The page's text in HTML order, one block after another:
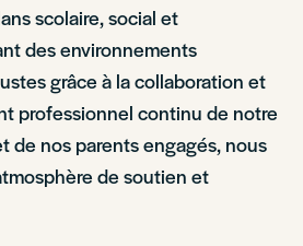
scolaire, social et
des environnements
grâce à la collaboration et
professionnel continu de notre
de nos parents engagés, nous
de soutien et